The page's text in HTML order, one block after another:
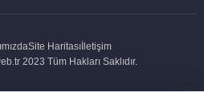
Site Haritasıİletişim
2023 Tüm Hakları Saklıdır.